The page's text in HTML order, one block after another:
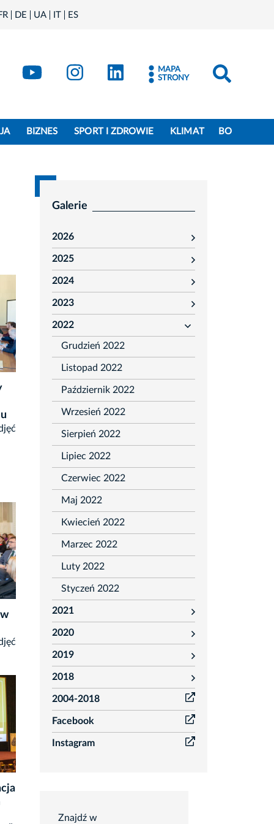
DE UA IT ES
- X
Kraków - YouTube
Kraków - Instagram
Kraków - LinkedIn
MAPA
STRONY
BIZNES SPORT I ZDROWIE KLIMAT BO
Galerie
2026
rozwiń
2025
rozwiń
2024
rozwiń
2023
rozwiń
2022
rozwiń
Grudzień 2022
Listopad 2022
Październik 2022
Wrzesień 2022
Sierpień 2022
Lipiec 2022
Czerwiec 2022
Maj 2022
Kwiecień 2022
Marzec 2022
Luty 2022
Styczeń 2022
2021
rozwiń
2020
rozwiń
2019
rozwiń
2018
rozwiń
2004-2018
Facebook
Instagram
OtoFotokroniki
Znajdź w